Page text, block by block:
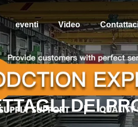
eventi Video
DEI